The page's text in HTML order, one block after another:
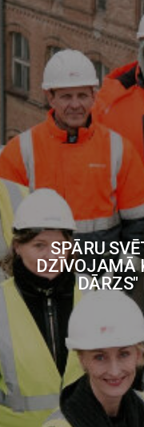
SPĀRU
DZĪVOJAMĀ